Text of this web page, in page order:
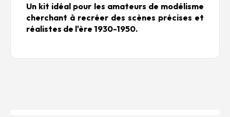
Un kit idéal pour les amateurs de modélisme
cherchant à recréer des scènes précises et
réalistes de l'ère 1930-1950.